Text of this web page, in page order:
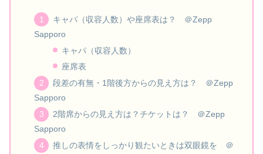
キャパ（収容人数）や座席表は？ ＠Zepp
Sapporo
キャパ（収容人数）
座席表
段差の有無・1階後方からの見え方は？ ＠Zepp
Sapporo
2階席からの見え方は？チケットは？ ＠Zepp
Sapporo
推しの表情をしっかり観たいときは双眼鏡を ＠